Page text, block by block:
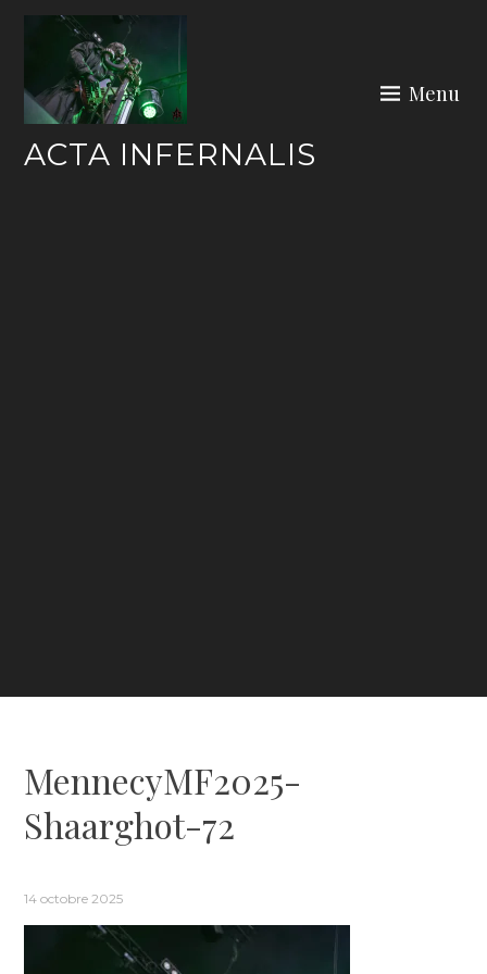
ACTA INFERNALIS
Menu
MennecyMF2025-
Shaarghot-72
14 octobre 2025